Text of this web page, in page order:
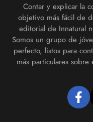
Contar y explicar la
objetivo más fácil de
editorial de Innatural
Somos un grupo de
perfecto, listos para
más particulares